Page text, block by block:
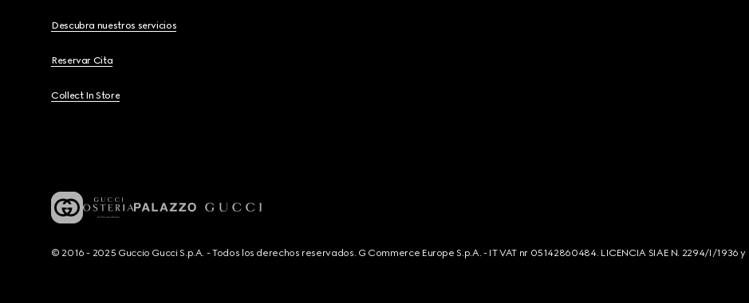
Descubra nuestros servicios
Reservar Cita
Collect In Store
© 2016 - 2025 Guccio Gucci S.p.A. - Todos los derechos reservados. G Commerce Europe S.p.A. - IT VAT nr 05142860484. LICENCIA SIAE N. 2294/I/1936